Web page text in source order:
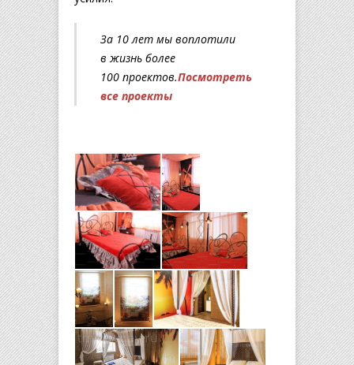
За 10 лет мы воплотили
в жизнь более
100 проектов.Посмотреть
все проекты